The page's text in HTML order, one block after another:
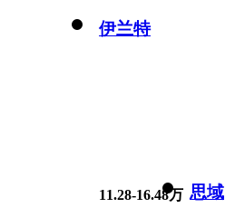
伊兰特
11.28-16.48万 思域